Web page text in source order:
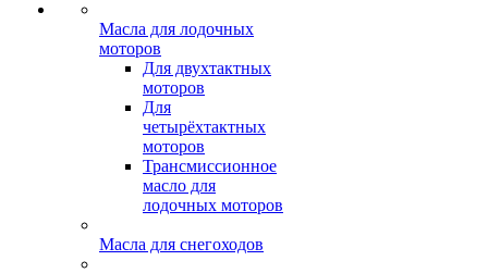
Масла для лодочных
моторов
Для двухтактных
моторов
Для
четырёхтактных
моторов
Трансмиссионное
масло для
лодочных моторов
Масла для снегоходов